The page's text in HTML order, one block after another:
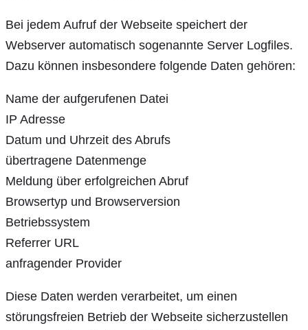
Bei jedem Aufruf der Webseite speichert der
Webserver automatisch sogenannte Server Logfiles.
Dazu können insbesondere folgende Daten gehören:
Name der aufgerufenen Datei
IP Adresse
Datum und Uhrzeit des Abrufs
übertragene Datenmenge
Meldung über erfolgreichen Abruf
Browsertyp und Browserversion
Betriebssystem
Referrer URL
anfragender Provider
Diese Daten werden verarbeitet, um einen
störungsfreien Betrieb der Webseite sicherzustellen